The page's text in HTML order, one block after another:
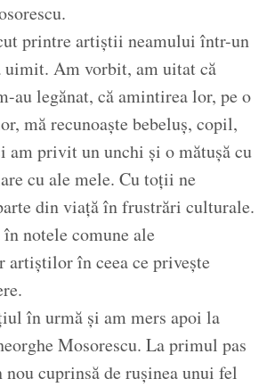
printre artiștii neamului într-un
uimit. Am vorbit, am uitat că
au legănat, că amintirea lor, pe o
mă recunoaște bebeluș, copil,
am privit un unchi și o mătușă cu
cu ale mele. Cu toții ne
din viață în frustrări culturale.
notele comune ale
în ceea ce privește
în urmă și am mers apoi la
Mosorescu. La primul pas
cuprinsă de rușinea unui fel